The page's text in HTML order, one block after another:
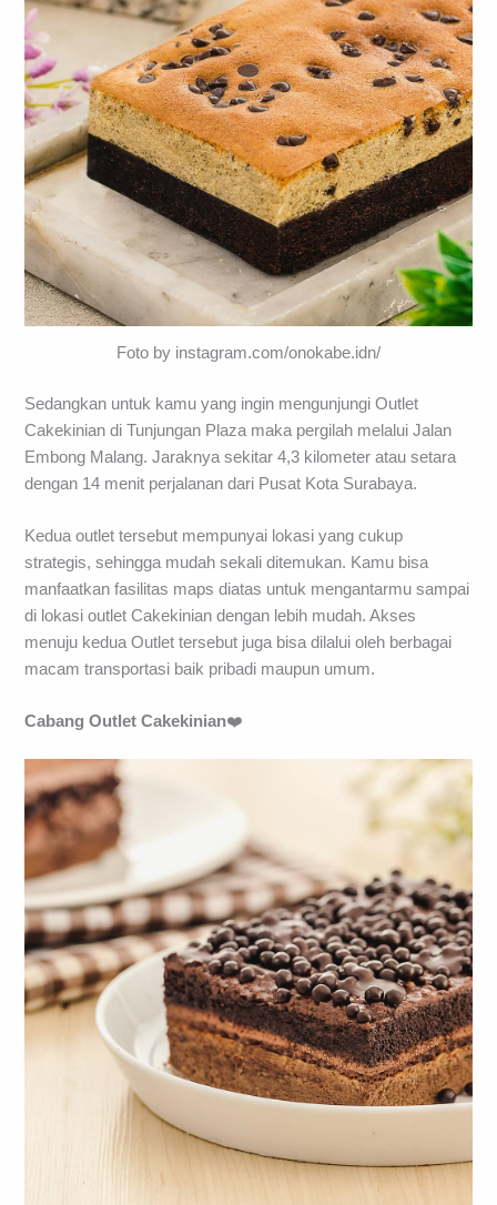
Foto by instagram.com/onokabe.idn/
Sedangkan untuk kamu yang ingin mengunjungi Outlet
Cakekinian di Tunjungan Plaza maka pergilah melalui Jalan
Embong Malang. Jaraknya sekitar 4,3 kilometer atau setara
dengan 14 menit perjalanan dari Pusat Kota Surabaya.
Kedua outlet tersebut mempunyai lokasi yang cukup
strategis, sehingga mudah sekali ditemukan. Kamu bisa
manfaatkan fasilitas maps diatas untuk mengantarmu sampai
di lokasi outlet Cakekinian dengan lebih mudah. Akses
menuju kedua Outlet tersebut juga bisa dilalui oleh berbagai
macam transportasi baik pribadi maupun umum.
Cabang Outlet Cakekinian❤️